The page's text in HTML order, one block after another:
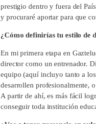
prestigio dentro y fuera del
y procuraré aportar para que
¿Cómo definirías tu estilo de
En mi primera etapa en
director como un entrenador.
equipo (aquí incluyo tanto a
desarrollen profesionalmente,
A partir de ahí, es más fácil
conseguir toda institución